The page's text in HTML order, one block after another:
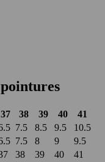
37 38 39 40
41
7.5 8.5 9.5
10.5
7.5 8 9
9.5
38 39 40
41